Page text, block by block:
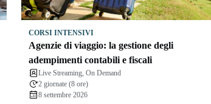
CORSI INTENSIVI
Agenzie di viaggio: la gestione degli
adempimenti contabili e fiscali
Live Streaming, On Demand
2 giornate (8 ore)
8 settembre 2026